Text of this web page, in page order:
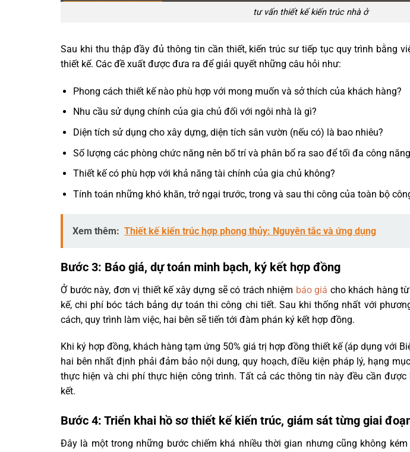
tư vấn thiết kế kiến trúc nhà ở
Sau khi thu thập đầy đủ thông tin cần thiết, kiến trúc sư tiếp tục quy trình bằng
thiết kế. Các đề xuất được đưa ra để giải quyết những câu hỏi như:
Phong cách thiết kế nào phù hợp với mong muốn và sở thích của khách hàng?
Nhu cầu sử dụng chính của gia chủ đối với ngôi nhà là gì?
Diện tích sử dụng cho xây dựng, diện tích sân vườn (nếu có) là bao nhiêu?
Số lượng các phòng chức năng nên bố trí và phân bổ ra sao để tối đa công
Thiết kế có phù hợp với khả năng tài chính của gia chủ không?
Tính toán những khó khăn, trở ngại trước, trong và sau thi công của toàn bộ
Xem thêm: Thiết kế kiến trúc hợp phong thủy: Nguyên tắc và ứng dụng
Bước 3: Báo giá, dự toán minh bạch, ký kết hợp đồng
Ở bước này, đơn vị thiết kế xây dựng sẽ có trách nhiệm báo giá cho khách hàng
kế, chi phí bóc tách bảng dự toán thi công chi tiết. Sau khi thống nhất với
cách, quy trình làm việc, hai bên sẽ tiến tới đàm phán ký kết hợp đồng.
Khi ký hợp đồng, khách hàng tạm ứng 50% giá trị hợp đồng thiết kế (áp dụng với
hai bên nhất định phải đảm bảo nội dung, quy hoạch, điều kiện pháp lý, hạng
thực hiện và chi phí thực hiện công trình. Tất cả các thông tin này đều cần
kết.
Bước 4: Triển khai hồ sơ thiết kế kiến trúc, giám sát từng giai
Đây là một trong những bước chiếm khá nhiều thời gian nhưng cũng không